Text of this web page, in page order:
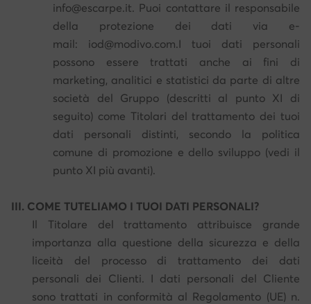
info@escarpe.it. Puoi contattare il responsabile
della protezione dei dati via e-
mail: iod@modivo.com.I tuoi dati personali
possono essere trattati anche ai fini di
marketing, analitici e statistici da parte di altre
società del Gruppo (descritti al punto XI di
seguito) come Titolari del trattamento dei tuoi
dati personali distinti, secondo la politica
comune di promozione e dello sviluppo (vedi il
punto XI più avanti).
III. COME TUTELIAMO I TUOI DATI PERSONALI?
Il Titolare del trattamento attribuisce grande
importanza alla questione della sicurezza e della
liceità del processo di trattamento dei dati
personali dei Clienti. I dati personali del Cliente
sono trattati in conformità al Regolamento (UE) n.